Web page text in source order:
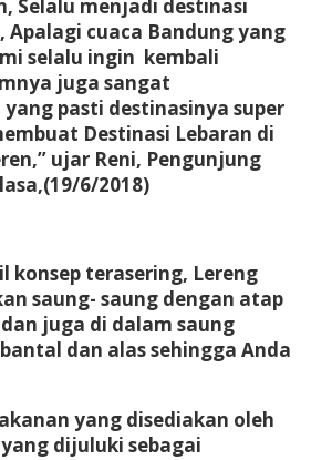
Selalu menjadi destinasi
cuaca Bandung yang
selalu ingin kembali
juga sangat
pasti destinasinya super
Destinasi Lebaran di
ujar Reni, Pengunjung
6/2018)
konsep terasering, Lereng
saung- saung dengan atap
juga di dalam saung
dan alas sehingga Anda
yang disediakan oleh
dijuluki sebagai